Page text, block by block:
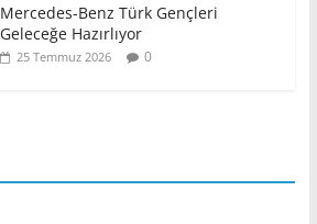
Mercedes-Benz Türk Gençleri
Geleceğe Hazırlıyor
25 Temmuz 2026 0